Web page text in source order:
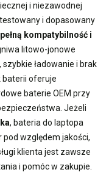
i niezawodnej
i dopasowany
pełną kompatybilność i
litowo-jonowe
, szybkie ładowanie i brak
baterii oferuje
baterie OEM przy
Jeżeli
, bateria do laptopa
pod względem jakości,
klienta jest zawsze
i pomóc w zakupie.